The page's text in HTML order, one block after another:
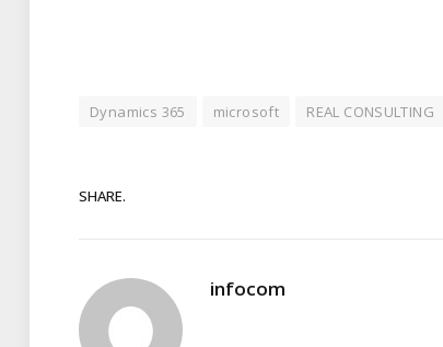
Dynamics 365 microsoft REAL CONSULTING
SHARE.
infocom